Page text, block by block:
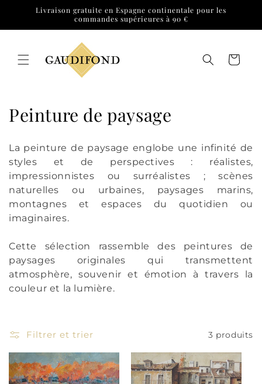
passerLivraison gratuite en Espagne continentale pour les
commandes supérieures à 90 €
Panier
C
l
l
e
c
t
i
o
:
Peinture de paysage
La peinture de paysage englobe une infinité de
styles et de perspectives : réalistes,
impressionnistes ou surréalistes ; scènes
naturelles ou urbaines, paysages marins,
montagnes et espaces du quotidien ou
imaginaires.
Cette sélection rassemble des peintures de
paysages originales qui transmettent
atmosphère, souvenir et émotion à travers la
couleur et la lumière.
Filtrer et trier 3 produits